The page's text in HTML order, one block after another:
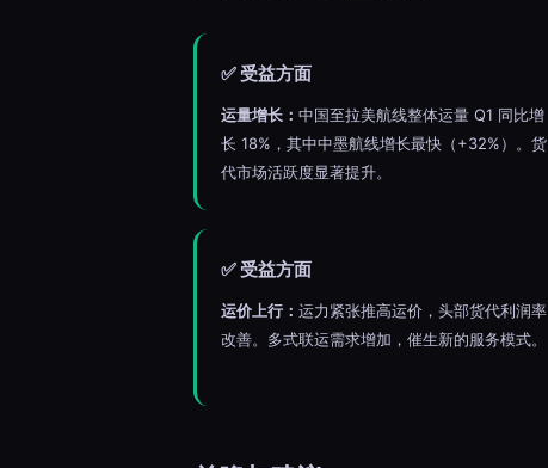
✅ 受益方面
运量增长： 中国至拉美航线整体运量 Q1 同比增
长 18%，其中中墨航线增长最快（+32%）。货
代市场活跃度显著提升。
✅ 受益方面
运价上行： 运力紧张推高运价，头部货代利润率
改善。多式联运需求增加，催生新的服务模式。